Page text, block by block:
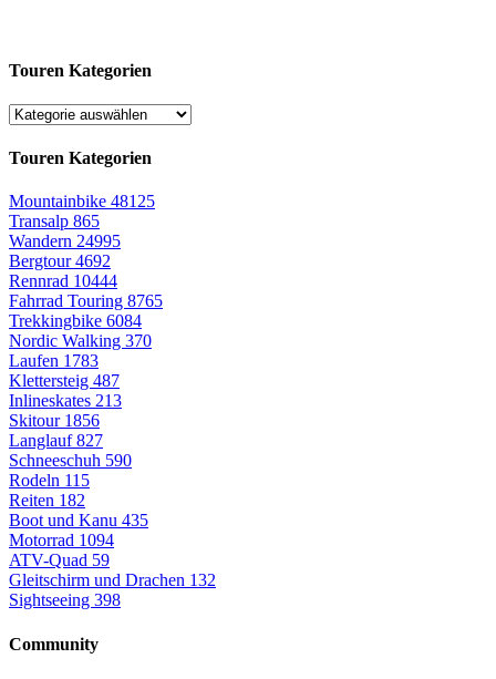
Touren Kategorien
Touren Kategorien
Mountainbike 48125
Transalp 865
Wandern 24995
Bergtour4692
Rennrad 10444
Fahrrad Touring 8765
Trekkingbike 6084
Nordic Walking 370
Laufen 1783
Klettersteig 487
Inlineskates 213
Skitour 1856
Langlauf827
Schneeschuh 590
Rodeln 115
Reiten 182
Boot und Kanu 435
Motorrad 1094
ATV-Quad 59
Gleitschirm und Drachen 132
Sightseeing 398
Community